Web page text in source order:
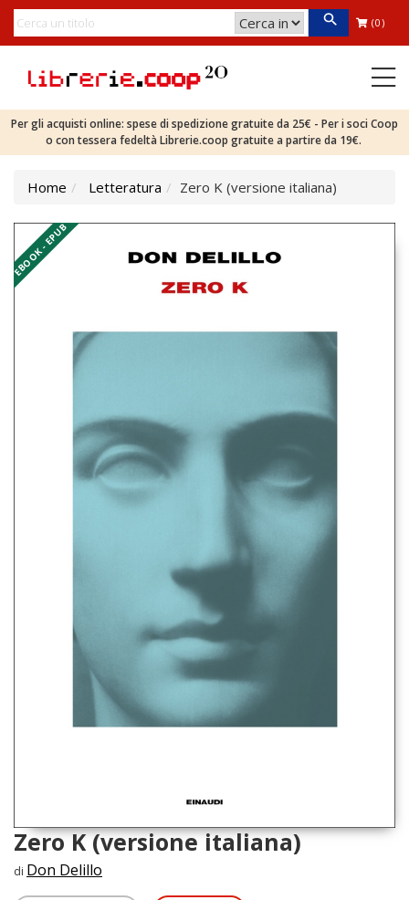
(0)
Per gli acquisti online: spese di spedizione gratuite da 25€ - Per i soci Coop
o con tessera fedeltà Librerie.coop gratuite a partire da 19€.
Home Letteratura Zero K (versione italiana)
EBOOK - EPUB
Zero K (versione italiana)
di Don Delillo